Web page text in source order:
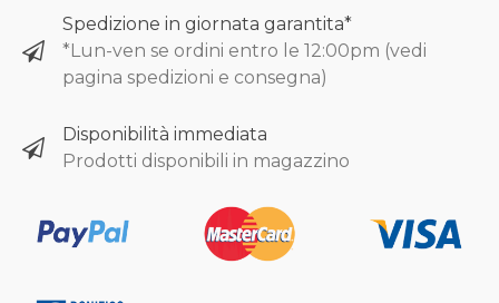
Spedizione in giornata garantita*
*Lun-ven se ordini entro le 12:00pm (vedi
pagina spedizioni e consegna)
Disponibilità immediata
Prodotti disponibili in magazzino